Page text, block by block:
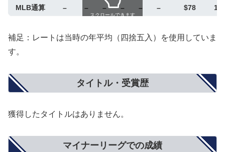
MLB通算 – – – – – – $78 1
スクロールできます
補足：レートは当時の年平均（四捨五入）を使用していま
す。
タイトル・受賞歴
獲得したタイトルはありません。
マイナーリーグでの成績